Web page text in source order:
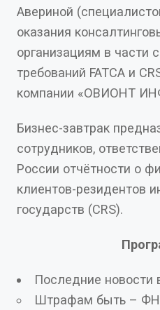
Авериной (специалистом с 7-летним опытом
оказания
организациям в части
требований FATCA и
компании «ОВИОНТ
Бизнес-завтрак предназначен для
сотрудников,
России отчётности о финансовых счетах
клиентов-резидентов
государств (CRS).
Последние
Штрафам быть –